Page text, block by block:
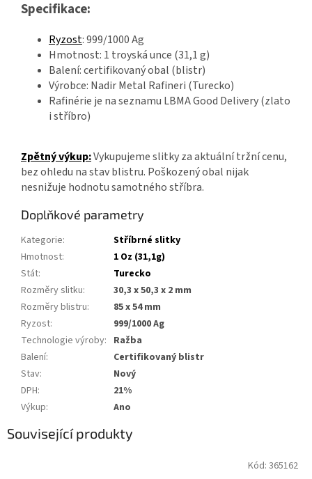
Specifikace:
Ryzost: 999/1000 Ag
Hmotnost: 1 troyská unce (31,1 g)
Balení: certifikovaný obal (blistr)
Výrobce: Nadir Metal Rafineri (Turecko)
Rafinérie je na seznamu LBMA Good Delivery (zlato
i stříbro)
Zpětný výkup:Vykupujeme slitky za aktuální tržní cenu,
bez ohledu na stav blistru. Poškozený obal nijak
nesnižuje hodnotu samotného stříbra.
Doplňkové parametry
Kategorie:
Stříbrné slitky
Hmotnost:
1 Oz (31,1g)
Stát:
Turecko
Rozměry slitku:
30,3 x 50,3 x 2 mm
Rozměry blistru:
85 x 54 mm
Ryzost:
999/1000 Ag
Technologie výroby: Ražba
Balení:
Certifikovaný blistr
Stav:
Nový
DPH:
21%
Výkup: Ano
Související produkty
Kód: 365162